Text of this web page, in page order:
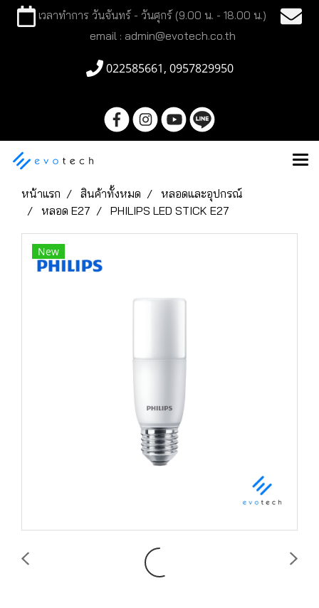
เวลาทำการ วันจันทร์ - วันศุกร์ (9.00 น. - 18.00 น.)
email : admin@evotech.co.th
022585661, 0957829950
หน้าแรก สินค้าทั้งหมด
หลอดและอุปกรณ์
หลอด E27
PHILIPS LED STICK E27
New